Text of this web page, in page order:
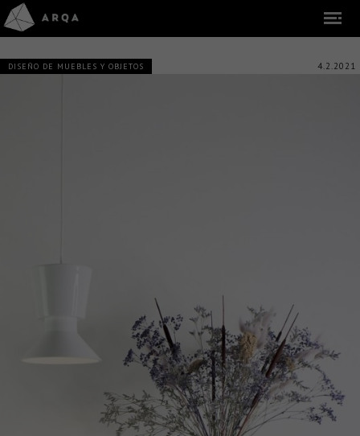
DISEÑO DE MUEBLES Y OBJETOS 4.2.2021